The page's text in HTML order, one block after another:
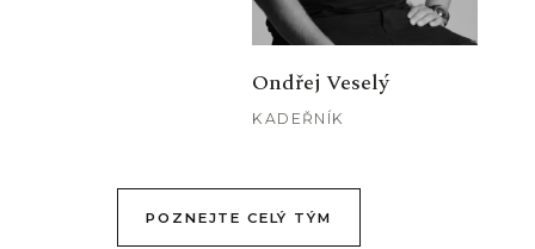
Ondřej Veselý
KADEŘNÍK
POZNEJTE CELÝ TÝM